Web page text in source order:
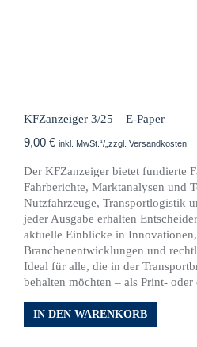
KFZanzeiger 3/25 – E-Paper
9,00 € inkl. MwSt.“/„zzgl. Versandkosten
Der KFZanzeiger bietet fundierte
Fahrberichte, Marktanalysen und
Nutzfahrzeuge, Transportlogistik
jeder Ausgabe erhalten
aktuelle Einblicke in Innovationen,
Branchenentwicklungen und
Ideal für alle, die in der
behalten möchten – als Print-
IN DEN WARENKORB